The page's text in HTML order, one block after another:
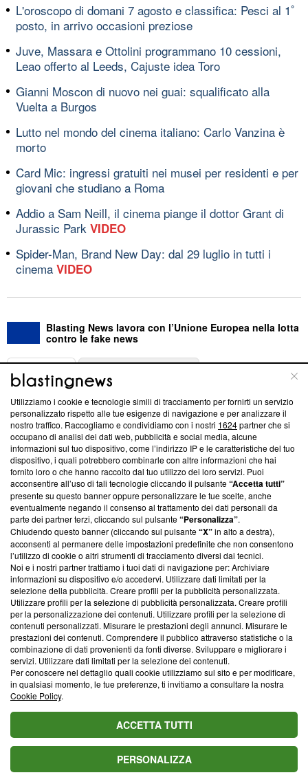
L'oroscopo di domani 7 agosto e classifica: Pesci al 1ﾟ
posto, in arrivo occasioni preziose
Juve, Massara e Ottolini programmano 10 cessioni,
Leao offerto al Leeds, Cajuste idea Toro
Gianni Moscon di nuovo nei guai: squalificato alla
Vuelta a Burgos
Lutto nel mondo del cinema italiano: Carlo Vanzina è
morto
Card Mic: ingressi gratuiti nei musei per residenti e per
giovani che studiano a Roma
Addio a Sam Neill, il cinema piange il dottor Grant di
Jurassic Park VIDEO
Spider-Man, Brand New Day: dal 29 luglio in tutti i
cinema VIDEO
Blasting News lavora con l’Unione Europea nella lotta
contro le fake news
ABOUT
Questa sezione offre informazioni trasparenti su Blasting
News, sui nostri processi editoriali e su come ci impegniamo a
creare news di qualità. Inoltre, afferma la nostra aderenza a
‘Trust Project - News with Integrity’Blasting News non è
ancora membro del programma, ma ha richiesto di farne
parte; Trust Project non ha ancora effettuato una verifica di
conformità agli standard.
Su di noi
Team editoriale
Corporate
Redazione
Informativa Privacy
Cookie Policy
Blasting SA, IDI CHE-247.845.224, Via Carlo Frasca, 3 - 6900
Lugano (Svizzera) Tel:+39 0690258937
© 2026 Blasting News
Utilizziamo i cookie e tecnologie simili di tracciamento per fornirti un servizio
personalizzato rispetto alle tue esigenze di navigazione e per analizzare il
nostro traffico. Raccogliamo e condividiamo con i nostri 1624partner che si
occupano di analisi dei dati web, pubblicità e social media, alcune
informazioni sul tuo dispositivo, come l’indirizzo IP e le caratteristiche del tuo
dispositivo, i quali potrebbero combinarle con altre informazioni che hai
fornito loro o che hanno raccolto dal tuo utilizzo dei loro servizi. Puoi
acconsentire all’uso di tali tecnologie cliccando il pulsante“Accetta tutti”
presente su questo banner oppure personalizzare le tue scelte, anche
eventualmente negando il consenso al trattamento dei dati personali da
parte dei partner terzi, cliccando sul pulsante“Personalizza”.
Chiudendo questo banner (cliccando sul pulsante“X”in alto a destra),
acconsenti al permanere delle impostazioni predefinite che non consentono
l’utilizzo di cookie o altri strumenti di tracciamento diversi dai tecnici.
Noi e i nostri partner trattiamo i tuoi dati di navigazione per: Archiviare
informazioni su dispositivo e/o accedervi. Utilizzare dati limitati per la
selezione della pubblicità. Creare profili per la pubblicità personalizzata.
Utilizzare profili per la selezione di pubblicità personalizzata. Creare profili
per la personalizzazione dei contenuti. Utilizzare profili per la selezione di
contenuti personalizzati. Misurare le prestazioni degli annunci. Misurare le
prestazioni dei contenuti. Comprendere il pubblico attraverso statistiche o la
combinazione di dati provenienti da fonti diverse. Sviluppare e migliorare i
servizi. Utilizzare dati limitati per la selezione dei contenuti.
Per conoscere nel dettaglio quali cookie utilizziamo sul sito e per modificare,
in qualsiasi momento, le tue preferenze, ti invitiamo a consultare la nostra
Cookie Policy.
ACCETTA TUTTI
PERSONALIZZA